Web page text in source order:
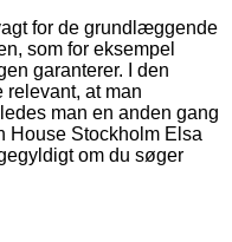
for de grundlæggende
som for eksempel
garanterer. I den
relevant, at man
man en anden gang
House Stockholm Elsa
om du søger